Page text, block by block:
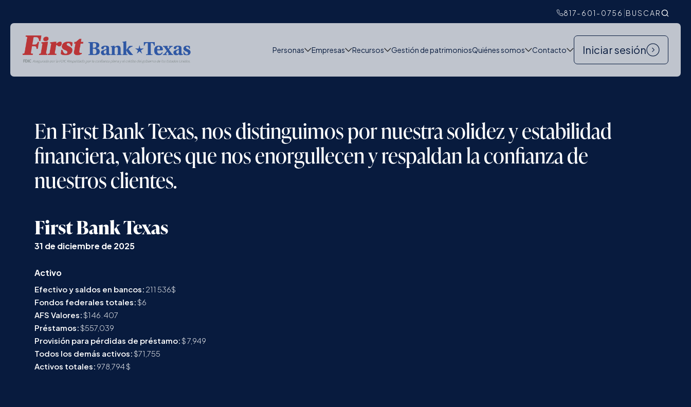
817-601-0756 BUSCAR
Personas Empresas Recursos Gestión de patrimoniosQuiénes somos Contacto Iniciar sesión
En First Bank Texas, nos distinguimos por nuestra solidez y estabilidad
financiera, valores que nos enorgullecen y respaldan la confianza de
nuestros clientes.
First Bank Texas
31 de diciembre de 2025
Activo
Efectivo y saldos en bancos: 211 536$
Fondos federales totales:$6
AFS Valores:$146.407
Préstamos:$557,039
Provisión para pérdidas de préstamo:$ 7,949
Todos los demás activos:$71,755
Activos totales: 978,794 $